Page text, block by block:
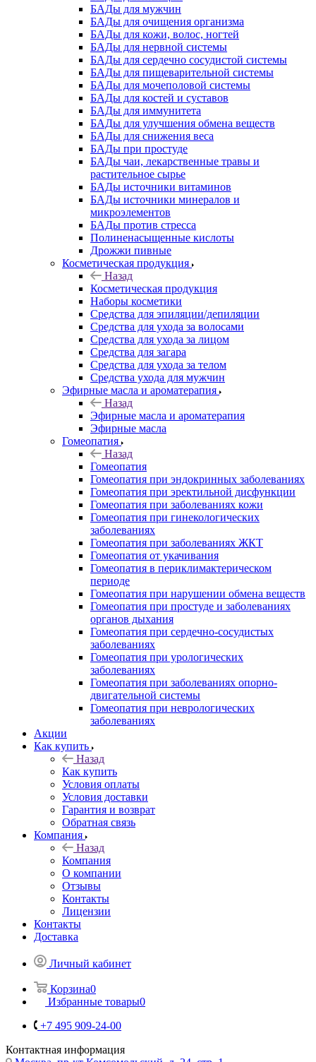
БАДы для мужчин
БАДы для очищения организма
БАДы для кожи, волос, ногтей
БАДы для нервной системы
БАДы для сердечно сосудистой системы
БАДы для пищеварительной системы
БАДы для мочеполовой системы
БАДы для костей и суставов
БАДы для иммунитета
БАДы для улучшения обмена веществ
БАДы для снижения веса
БАДы при простуде
БАДы чаи, лекарственные травы и
растительное сырье
БАДы источники витаминов
БАДы источники минералов и
микроэлементов
БАДы против стресса
Полиненасыщенные кислоты
Дрожжи пивные
Косметическая продукция
Назад
Косметическая продукция
Наборы косметики
Средства для эпиляции/депиляции
Средства для ухода за волосами
Средства для ухода за лицом
Средства для загара
Средства для ухода за телом
Средства ухода для мужчин
Эфирные масла и ароматерапия
Назад
Эфирные масла и ароматерапия
Эфирные масла
Гомеопатия
Назад
Гомеопатия
Гомеопатия при эндокринных заболеваниях
Гомеопатия при эректильной дисфункции
Гомеопатия при заболеваниях кожи
Гомеопатия при гинекологических
заболеваниях
Гомеопатия при заболеваниях ЖКТ
Гомеопатия от укачивания
Гомеопатия в периклимактерическом
периоде
Гомеопатия при нарушении обмена веществ
Гомеопатия при простуде и заболеваниях
органов дыхания
Гомеопатия при сердечно-сосудистых
заболеваниях
Гомеопатия при урологических
заболеваниях
Гомеопатия при заболеваниях опорно-
двигательной системы
Гомеопатия при неврологических
заболеваниях
Акции
Как купить
Назад
Как купить
Условия оплаты
Условия доставки
Гарантия и возврат
Обратная связь
Компания
Назад
Компания
О компании
Отзывы
Контакты
Лицензии
Контакты
Доставка
Личный кабинет
Корзина0
Избранные товары0
+7 495 909-24-00
Контактная информация